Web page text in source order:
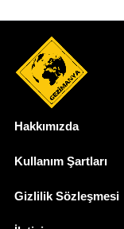
Hakkımızda
Kullanım Şartları
Gizlilik Sözleşmesi